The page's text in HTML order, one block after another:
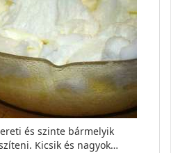
és szinte bármelyik
Kicsik és nagyok…